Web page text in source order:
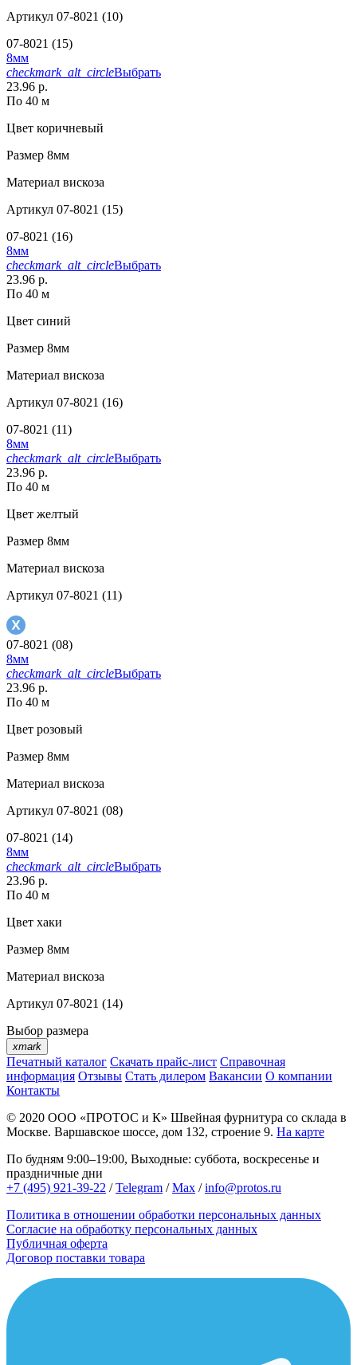
Артикул 07-8021 (10)
07-8021 (15)
8мм
checkmark_alt_circleВыбрать
23.96 р.
По 40 м
Цвет коричневый
Размер 8мм
Материал вискоза
Артикул 07-8021 (15)
07-8021 (16)
8мм
checkmark_alt_circleВыбрать
23.96 р.
По 40 м
Цвет синий
Размер 8мм
Материал вискоза
Артикул 07-8021 (16)
07-8021 (11)
8мм
checkmark_alt_circleВыбрать
23.96 р.
По 40 м
Цвет желтый
Размер 8мм
Материал вискоза
Артикул 07-8021 (11)
07-8021 (08)
8мм
checkmark_alt_circleВыбрать
23.96 р.
По 40 м
Цвет розовый
Размер 8мм
Материал вискоза
Артикул 07-8021 (08)
07-8021 (14)
8мм
checkmark_alt_circleВыбрать
23.96 р.
По 40 м
Цвет хаки
Размер 8мм
Материал вискоза
Артикул 07-8021 (14)
Выбор размера
xmark
Печатный каталог Скачать прайс-лист Справочная
информация Отзывы Стать дилером Вакансии О компании
Контакты
© 2020 ООО «ПРОТОС и К» Швейная фурнитура со склада в
Москве. Варшавское шоссе, дом 132, строение 9. На карте
По будням 9:00–19:00, Выходные: суббота, воскресенье и
праздничные дни
+7 (495) 921-39-22 /Telegram /Max /info@protos.ru
Политика в отношении обработки персональных данных
Согласие на обработку персональных данных
Публичная оферта
Договор поставки товара